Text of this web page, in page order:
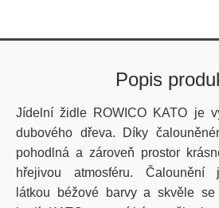
Popis
Jídelní židle ROWICO KATO je
dubového dřeva. Díky
pohodlná a zároveň prostor
hřejivou atmosféru.
látkou béžové barvy a skvěle